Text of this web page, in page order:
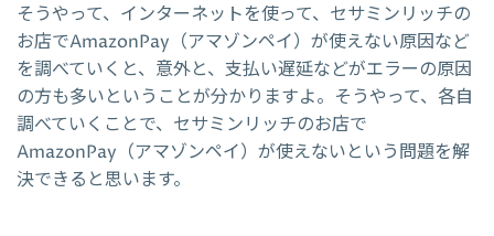
そうやって、インターネットを使って、セサミンリッチの
お店でAmazonPay（アマゾンペイ）が使えない原因など
を調べていくと、意外と、支払い遅延などがエラーの原因
の方も多いということが分かりますよ。そうやって、各自
調べていくことで、セサミンリッチのお店で
AmazonPay（アマゾンペイ）が使えないという問題を解
決できると思います。